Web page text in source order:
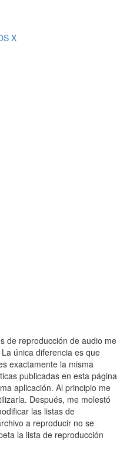
X
de reproducción de audio me
única diferencia es que
exactamente la misma
publicadas en esta página
aplicación. Al principio me
Después, me molestó
las listas de
a reproducir no se
la lista de reproducción